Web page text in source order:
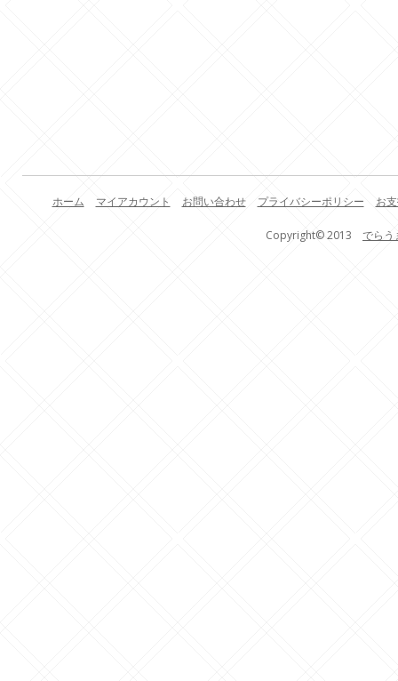
ホーム マイアカウント お問い合わせ プライバシーポリシー お
Copyright© 2013 でら